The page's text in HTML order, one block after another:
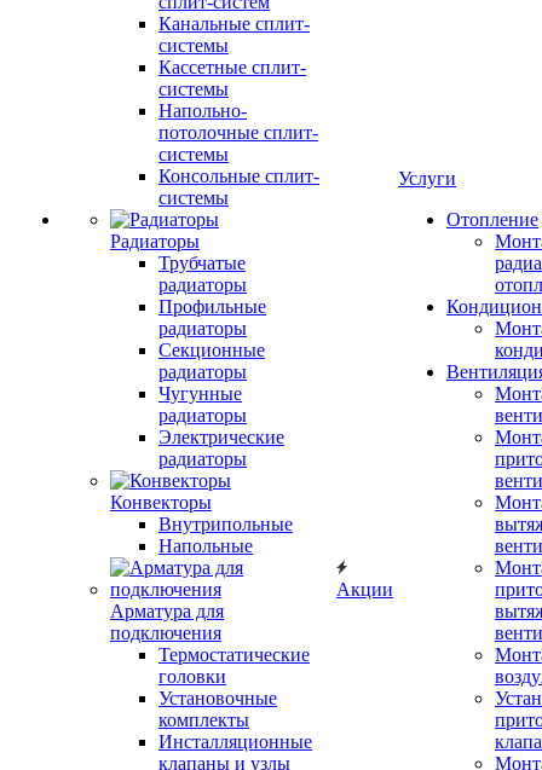
Канальные сплит-
системы
Кассетные сплит-
системы
Напольно-
потолочные сплит-
системы
Консольные сплит-
системы
Радиаторы
Трубчатые
радиаторы
Профильные
радиаторы
Секционные
радиаторы
Чугунные
радиаторы
Электрические
радиаторы
Конвекторы
Внутрипольные
Напольные
Арматура для
подключения
Термостатические
головки
Установочные
комплекты
Инсталляционные
клапаны и узлы
Акции
Услуги
Отопление